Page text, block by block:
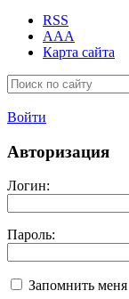
RSS
AAA
Карта сайта
Войти
Авторизация
Логин:
Пароль:
Запомнить меня